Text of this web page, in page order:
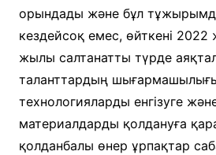
орындады және бұл
кездейсоқ емес, өйткені 2022
жылы салтанатты түрде
таланттардың
технологияларды енгізуге
материалдарды қолдануға
қолданбалы өнер ұрпақтар